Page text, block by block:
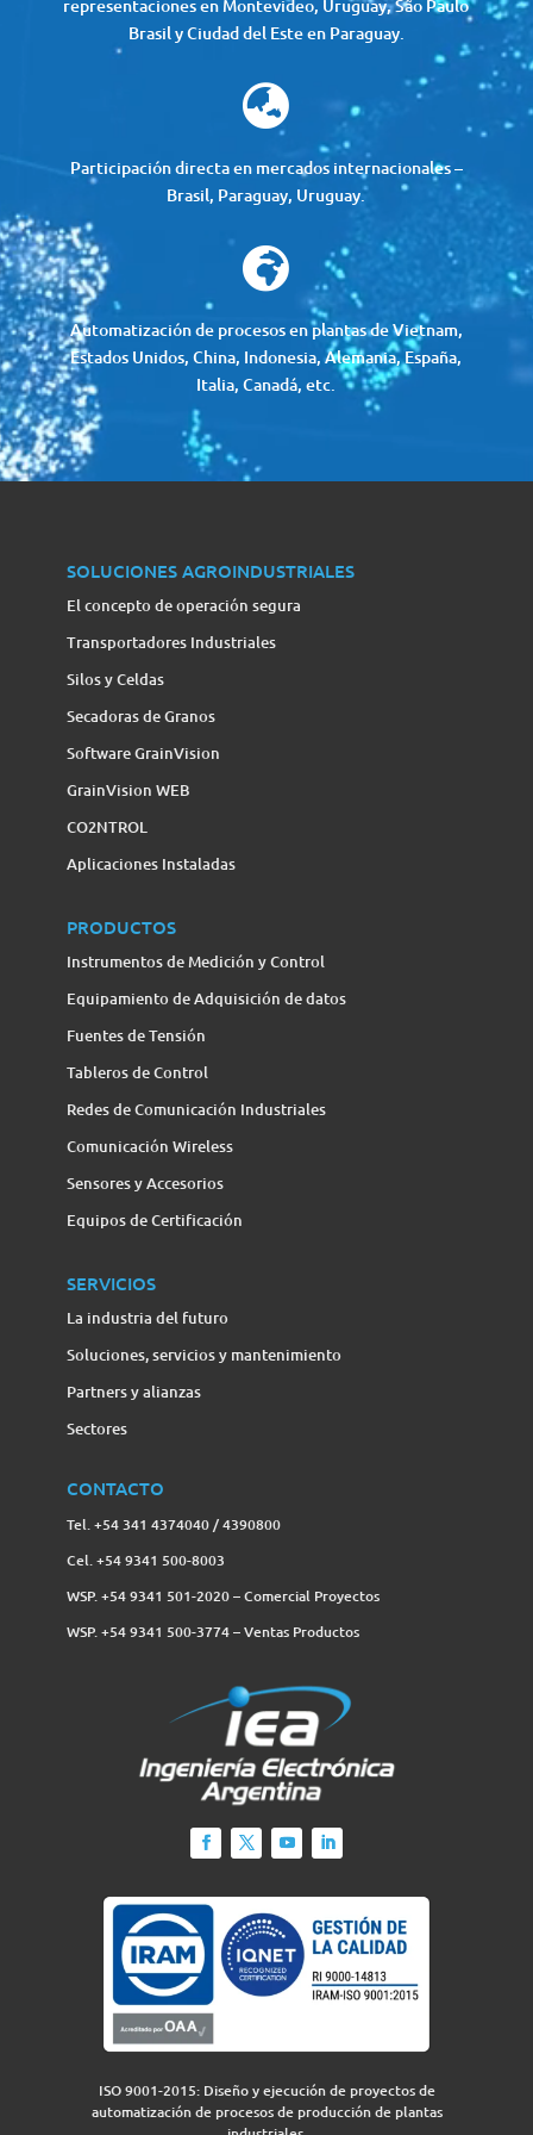
representaciones en Montevideo, Uruguay, São Paulo
Brasil y Ciudad del Este en Paraguay.

Participación directa en mercados internacionales –
Brasil, Paraguay, Uruguay.

Automatización de procesos en plantas de Vietnam,
Estados Unidos, China, Indonesia, Alemania, España,
Italia, Canadá, etc.
SOLUCIONES AGROINDUSTRIALES
El concepto de operación segura
Transportadores Industriales
Silos y Celdas
Secadoras de Granos
Software GrainVision
GrainVision WEB
CO2NTROL
Aplicaciones Instaladas
PRODUCTOS
Instrumentos de Medición y Control
Equipamiento de Adquisición de datos
Fuentes de Tensión
Tableros de Control
Redes de Comunicación Industriales
Comunicación Wireless
Sensores y Accesorios
Equipos de Certificación
SERVICIOS
La industria del futuro
Soluciones, servicios y mantenimiento
Partners y alianzas
Sectores
CONTACTO
Tel. +54 341 4374040 / 4390800
Cel. +54 9341 500-8003
WSP. +54 9341 501-2020 – Comercial Proyectos
WSP. +54 9341 500-3774‬ – Ventas Productos
ISO 9001-2015: Diseño y ejecución de proyectos de
automatización de procesos de producción de plantas